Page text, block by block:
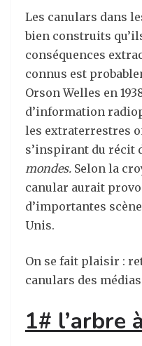
Les canulars dans
bien construits
conséquences
connus est
Orson Welles en
d’information
les extraterrestres
s’inspirant du récit
mondes. Selon la
canular aurait
d’importantes
Unis.
On se fait plaisir :
canulars des
1# l’arbre